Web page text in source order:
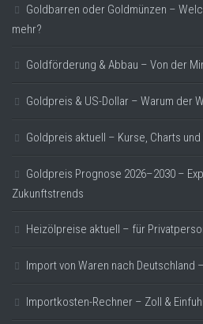
Goldbarren oder Goldmünzen –
mehr?
Goldförderung & Abbau – Von der
Goldpreis & US-Dollar – Warum der
Goldpreis aktuell – Kurse, Charts
Goldpreis Prognose 2026–2030 –
Zukunftstrends
Heizölpreise aktuell – für
Import von Waren nach Deutschland
Importkosten-Rechner – Zoll &